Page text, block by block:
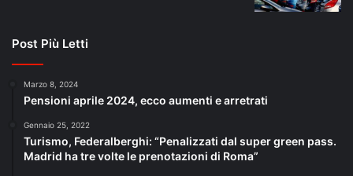
Post Più Letti
Marzo 8, 2024
Pensioni aprile 2024, ecco aumenti e arretrati
Gennaio 25, 2022
Turismo, Federalberghi: “Penalizzati dal super green pass.
Madrid ha tre volte le prenotazioni di Roma”